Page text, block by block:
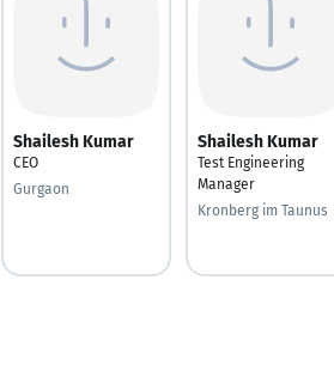
Shailesh Kumar
CEO
Gurgaon
Shailesh Kumar
Test Engineering
Manager
Kronberg im Taunus